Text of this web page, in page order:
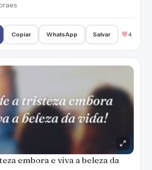
Copiar WhatsApp Salvar 4
embora e viva a beleza da